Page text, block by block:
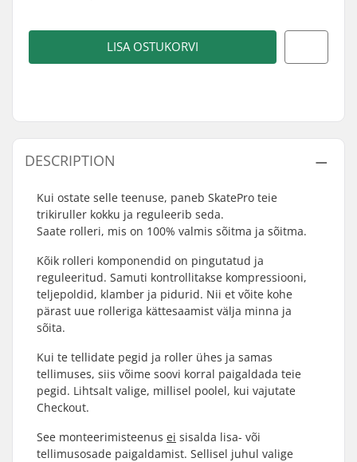
LISA OSTUKORVI
DESCRIPTION
Kui ostate selle teenuse, paneb SkatePro teie
trikiruller kokku ja reguleerib seda.
Saate rolleri, mis on 100% valmis sõitma ja sõitma.
Kõik rolleri komponendid on pingutatud ja
reguleeritud. Samuti kontrollitakse kompressiooni,
teljepoldid, klamber ja pidurid. Nii et võite kohe
pärast uue rolleriga kättesaamist välja minna ja
sõita.
Kui te tellidate pegid ja roller ühes ja samas
tellimuses, siis võime soovi korral paigaldada teie
pegid. Lihtsalt valige, millisel poolel, kui vajutate
Checkout.
See monteerimisteenus ei sisalda lisa- või
tellimusosade paigaldamist. Sellisel juhul valige